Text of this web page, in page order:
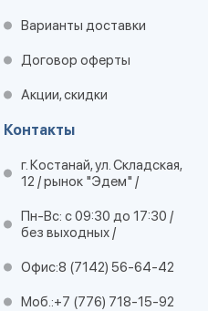
Варианты доставки
Договор оферты
Акции, скидки
Контакты
г. Костанай, ул. Складская,
12 / рынок "Эдем" /
Пн-Вс: с 09:30 до 17:30 /
без выходных /
Офис:8 (7142) 56-64-42
Моб.:+7 (776) 718-15-92